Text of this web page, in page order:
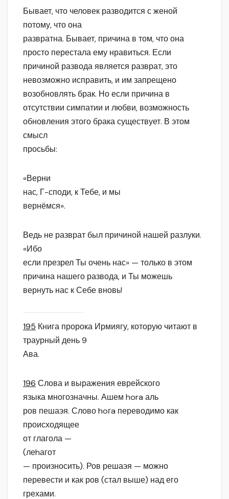
Бывает, что человек разводится с женой
потому, что она
развратна. Бывает, причина в том, что она
просто перестала ему нравиться. Если
причиной развода является разврат, это
невозможно исправить, и им запрещено
возобновлять брак. Но если причина в
отсутствии симпатии и любви, возможность
обновления этого брака существует. В этом
смысл
просьбы:
«Верни
нас, Г-споди, к Тебе, и мы
вернёмся».
Ведь не разврат был причиной нашей разлуки.
«Ибо
если презрел Ты очень нас» — только в этом
причина нашего развода, и Ты можешь
вернуть нас к Себе вновь!
195 Книга пророка Ирмиягу, которую читают в
траурный день 9
Ава.
196 Слова и выражения еврейского
языка многозначны. Ашем hora аль
ров пешаэя. Слово hoгa переводимо как
происходящее
от глагола —
(леhагот
— произносить). Ров решаэя — можно
перевести и как ров (стал выше) над его
грехами.